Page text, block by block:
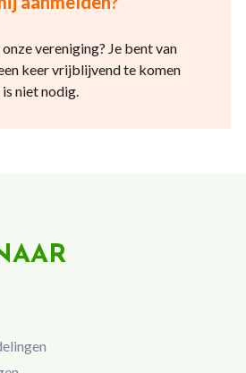
vereniging? Je bent van
keer vrijblijvend te komen
niet nodig.